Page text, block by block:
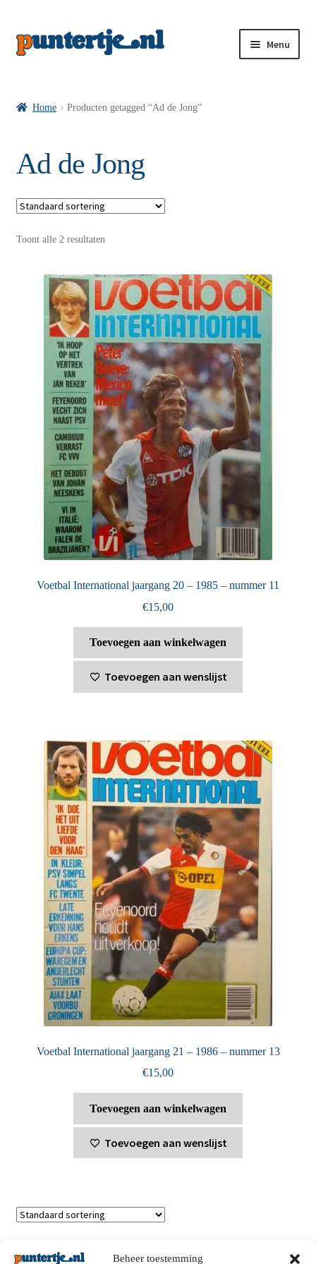
Beheer toestemming
Menu
VI’s met Posters
Wie is puntertje
Puntertjes
Contact
Home Producten getagged “Ad de Jong”
Ad de Jong
Toont alle 2 resultaten
Voetbal International jaargang 20 – 1985 – nummer 11
€15,00
Toevoegen aan winkelwagen
Toevoegen aan wenslijst
Voetbal International jaargang 21 – 1986 – nummer 13
€15,00
Toevoegen aan winkelwagen
Toevoegen aan wenslijst